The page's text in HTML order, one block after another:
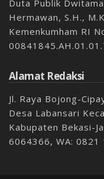
Duta Publik
Hermawan, S.H.,
Kemenkumham RI
Alamat Redaksi
Jl. Raya Bojong-
Desa Labansari
Kabupaten Bekasi-
6064366, WA: